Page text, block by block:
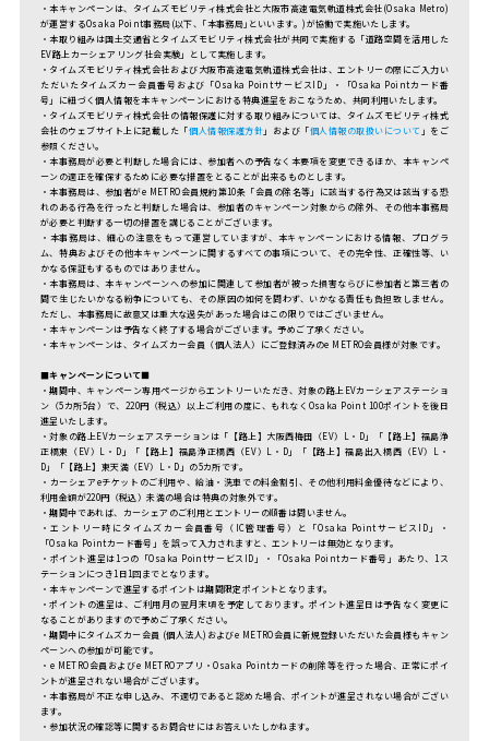
・本キャンペーンは、タイムズモビリティ株式会社と大阪市高速電気軌道株式会社(Osaka Metro)
が運営するOsaka Point事務局(以下、｢本事務局｣といいます。)が協働で実施いたします。
・本取り組みは国土交通省とタイムズモビリティ株式会社が共同で実施する「道路空間を活用した
EV路上カーシェアリング社会実験」として実施します。
・タイムズモビリティ株式会社および大阪市高速電気軌道株式会社は、エントリーの際にご入力い
ただいたタイムズカー会員番号および「Osaka PointサービスID」・「Osaka Pointカード番
号」に紐づく個人情報を本キャンペーンにおける特典進呈をおこなうため、共同利用いたします。
・タイムズモビリティ株式会社の情報保護に対する取り組みについては、タイムズモビリティ株式
会社のウェブサイト上に記載した「個人情報保護方針」および「個人情報の取扱いについて 」をご
参照ください。
・本事務局が必要と判断した場合には、参加者への予告なく本要項を変更できるほか、本キャンペ
ーンの適正を確保するために必要な措置をとることが出来るものとします。
・本事務局は、参加者がe METRO会員規約第10条「会員の除名等」に該当する行為又は該当する恐
れのある行為を行ったと判断した場合は、参加者のキャンペーン対象からの除外、その他本事務局
が必要と判断する一切の措置を講じることがございます。
・本事務局は、細心の注意をもって運営していますが、本キャンペーンにおける情報、プログラ
ム、特典およびその他本キャンペーンに関するすべての事項について、その完全性、正確性等、い
かなる保証もするものではありません。
・本事務局は、本キャンペーンへの参加に関連して参加者が被った損害ならびに参加者と第三者の
間で生じたいかなる紛争についても、その原因の如何を問わず、いかなる責任も負担致しません。
ただし、本事務局に故意又は重大な過失があった場合はこの限りではございません。
・本キャンペーンは予告なく終了する場合がございます。予めご了承ください。
・本キャンペーンは、タイムズカー会員（個人法人）にご登録済みのe METRO会員様が対象です。
■キャンペーンについて■
・期間中、キャンペーン専用ページからエントリーいただき、対象の路上EVカーシェアステーショ
ン（5カ所5台）で、220円（税込）以上ご利用の度に、もれなくOsaka Point 100ポイントを後日
進呈いたします。
・対象の路上EVカーシェアステーションは「【路上】大阪西梅田（EV）L・D」「【路上】福島浄
正橋東（EV）L・D」「【路上】福島浄正橋西（EV）L・D」「【路上】福島出入橋西（EV）L・
D」「【路上】東天満（EV）L・D」の5カ所です。
・カーシェアeチケットのご利用や、給油・洗車での料金割引、その他利用料金優待などにより、
利用金額が220円（税込）未満の場合は特典の対象外です。
・期間中であれば、カーシェアのご利用とエントリーの順番は問いません。
・エントリー時にタイムズカー会員番号（IC管理番号）と「Osaka PointサービスID」・
「Osaka Pointカード番号」を誤って入力されますと、エントリーは無効となります。
・ポイント進呈は1つの「Osaka PointサービスID」・「Osaka Pointカード番号」あたり、1ス
テーションにつき1日1回までとなります。
・本キャンペーンで進呈するポイントは期間限定ポイントとなります。
・ポイントの進呈は、ご利用月の翌月末頃を予定しております。ポイント進呈日は予告なく変更に
なることがありますので予めご了承ください。
・期間中にタイムズカー会員 (個人法人)およびe METRO会員に新規登録いただいた会員様もキャン
ペーンへの参加が可能です。
・e METRO会員およびe METROアプリ・Osaka Pointカードの削除等を行った場合、正常にポイ
ントが進呈されない場合がございます。
・本事務局が不正な申し込み、不適切であると認めた場合、ポイントが進呈されない場合がござい
ます。
・参加状況の確認等に関するお問合せにはお答えいたしかねます。